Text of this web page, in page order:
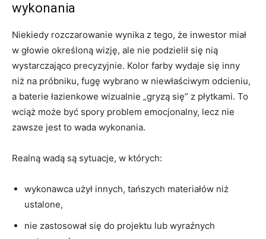
wykonania
Niekiedy rozczarowanie wynika z tego, że inwestor miał
w głowie określoną wizję, ale nie podzielił się nią
wystarczająco precyzyjnie. Kolor farby wydaje się inny
niż na próbniku, fugę wybrano w niewłaściwym odcieniu,
a baterie łazienkowe wizualnie „gryzą się” z płytkami. To
wciąż może być spory problem emocjonalny, lecz nie
zawsze jest to wada wykonania.
Realną wadą są sytuacje, w których:
wykonawca użył innych, tańszych materiałów niż
ustalone,
nie zastosował się do projektu lub wyraźnych